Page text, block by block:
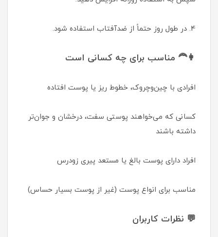
4. در طول روز حتماً از ضدآفتاب استفاده شود.
👩‍🦰 مناسب برای چه کسانی است
افرادی با چین‌وچروک، خطوط ریز یا پوست افتاده
کسانی که می‌خواهند پوستی سفت، درخشان و جوان‌تر
داشته باشند
افراد دارای پوست بالغ یا مستعد پیری زودرس
مناسب برای انواع پوست (غیر از پوست بسیار حساس)
💬 نظرات کاربران